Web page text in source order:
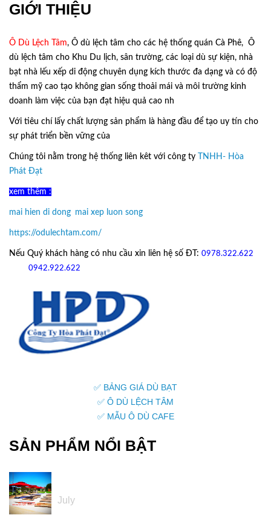
GIỚI THIỆU
Ô Dù Lệch Tâm, Ô dù lệch tâm cho các hệ thống quán Cà Phê, Ô
dù lệch tâm cho Khu Du lịch, sân trường, các loại dù sự kiện, nhà
bạt nhà lếu xếp di động chuyên dụng kích thước đa dạng và có độ
thẩm mỹ cao tạo không gian sống thoải mái và môi trường kinh
doanh làm việc của bạn đạt hiệu quả cao nh
Với tiêu chí lấy chất lượng sản phẩm là hàng đầu để tạo uy tín cho
sự phát triển bền vững của
Chúng tôi nằm trong hệ thống liên kêt với công ty
TNHH- Hòa
Phát Đạt
xem thêm :
mai hien di dong mai xep luon song
https://odulechtam.com/
Nếu Quý khách hàng có nhu cầu xin liên hệ số ĐT: 0978.322.622
0942.922.622
✅ BẢNG GIÁ DÙ BẠT
✅ Ô DÙ LỆCH TÂM
✅ MẪU Ô DÙ CAFE
SẢN PHẨM NỔI BẬT
July